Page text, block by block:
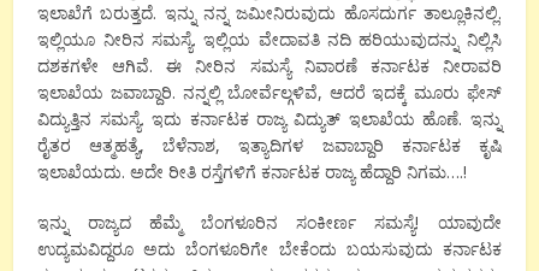
ಇಲಾಖೆಗೆ ಬರುತ್ತದೆ. ಇನ್ನು ನನ್ನ ಜಮೀನಿರುವುದು ಹೊಸದುರ್ಗ ತಾಲ್ಲೂಕಿನಲ್ಲಿ.
ಇಲ್ಲಿಯೂ ನೀರಿನ ಸಮಸ್ಯೆ. ಇಲ್ಲಿಯ ವೇದಾವತಿ ನದಿ ಹರಿಯುವುದನ್ನು ನಿಲ್ಲಿಸಿ
ದಶಕಗಳೇ ಆಗಿವೆ. ಈ ನೀರಿನ ಸಮಸ್ಯೆ ನಿವಾರಣೆ ಕರ್ನಾಟಕ ನೀರಾವರಿ
ಇಲಾಖೆಯ ಜವಾಬ್ದಾರಿ. ನನ್ನಲ್ಲಿ ಬೋರ್ವೆಲ್ಗಳಿವೆ, ಆದರೆ ಇದಕ್ಕೆ ಮೂರು ಫೇಸ್
ವಿದ್ಯುತ್ತಿನ ಸಮಸ್ಯೆ. ಇದು ಕರ್ನಾಟಕ ರಾಜ್ಯ ವಿದ್ಯುತ್ ಇಲಾಖೆಯ ಹೊಣೆ. ಇನ್ನು
ರೈತರ ಆತ್ಮಹತ್ಯೆ, ಬೆಳೆನಾಶ, ಇತ್ಯಾದಿಗಳ ಜವಾಬ್ದಾರಿ ಕರ್ನಾಟಕ ಕೃಷಿ
ಇಲಾಖೆಯದು. ಅದೇ ರೀತಿ ರಸ್ತೆಗಳಿಗೆ ಕರ್ನಾಟಕ ರಾಜ್ಯ ಹೆದ್ದಾರಿ ನಿಗಮ….!
ಇನ್ನು ರಾಜ್ಯದ ಹೆಮ್ಮೆ ಬೆಂಗಳೂರಿನ ಸಂಕೀರ್ಣ ಸಮಸ್ಯೆ! ಯಾವುದೇ
ಉದ್ಯಮವಿದ್ದರೂ ಅದು ಬೆಂಗಳೂರಿಗೇ ಬೇಕೆಂದು ಬಯಸುವುದು ಕರ್ನಾಟಕ